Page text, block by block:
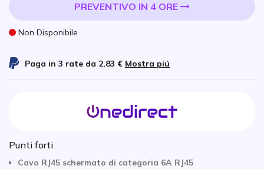
PREVENTIVO IN 4 ORE
Non Disponibile
Paga in 3 rate da 2,83 € Mostra piú
Punti forti
Cavo RJ45 schermato di categoria 6A RJ45